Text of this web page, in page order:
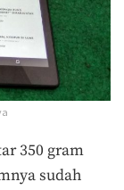
350 gram
sudah